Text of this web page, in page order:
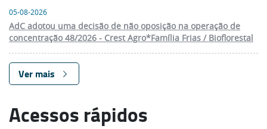
05-08-2026
AdC adotou uma decisão de não oposição na operação de
concentração 48/2026 - Crest Agro*Família Frias / Bioflorestal
Ver mais
Acessos rápidos